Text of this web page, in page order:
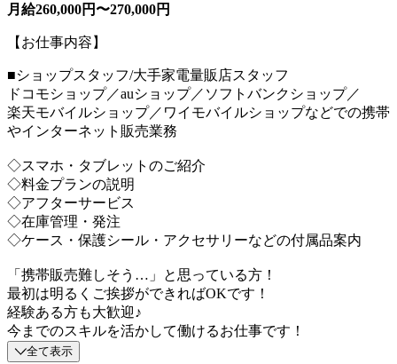
月給260,000円〜270,000円
【お仕事内容】
■ショップスタッフ/大手家電量販店スタッフ
ドコモショップ／auショップ／ソフトバンクショップ／
楽天モバイルショップ／ワイモバイルショップなどでの携帯
やインターネット販売業務
◇スマホ・タブレットのご紹介
◇料金プランの説明
◇アフターサービス
◇在庫管理・発注
◇ケース・保護シール・アクセサリーなどの付属品案内
「携帯販売難しそう…」と思っている方！
最初は明るくご挨拶ができればOKです！
経験ある方も大歓迎♪
今までのスキルを活かして働けるお仕事です！
全て表示